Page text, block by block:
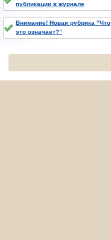
публикации в журнале
Внимание! Новая рубрика “Что
это означает?”